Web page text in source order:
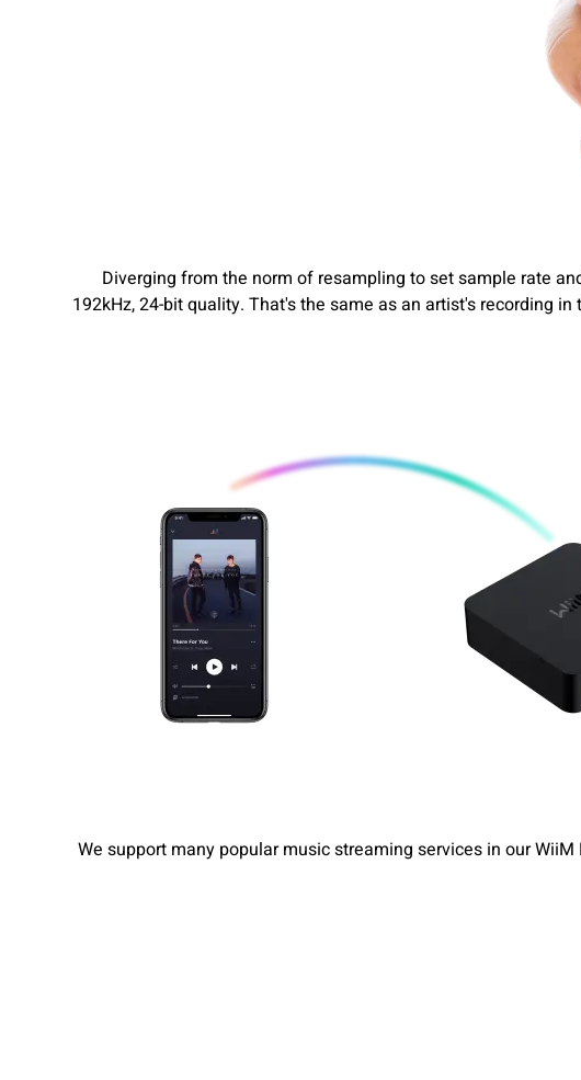
Diverging from the norm of resampling to set sample rate
192kHz, 24-bit quality. That's the same as an artist's recording
We support many popular music streaming services in our